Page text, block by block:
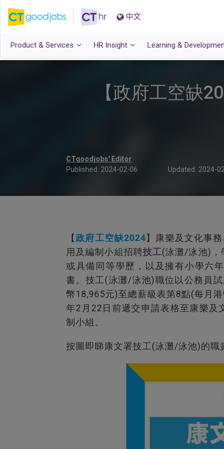
中文
Product & Services HR Insight Learning &
【政府工空缺
CTgoodjobs' Editor
Published: 2024-02-06 Updated: 2024-
【政府工空缺2024】康樂及文化事
用及編制小組招聘技工(泳灘/泳池)，
或具備同等學歷，以及擁有小學六
書。技工(泳灘/泳池)職位以公務員
幣18,965元)至總薪級表第8點(每月
年2月22日前遞交申請表格至康樂及
制小組。
按圖即睇康文署技工(泳灘/泳池)的職